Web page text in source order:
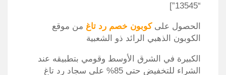
“13545”]
الحصول علىكوبون خصم رد تاغ من موقع
الكوبون الذهبي الرائد ذو الشعبية
الكبيرة في الشرق الأوسط وقومي بتطبيقه عند
الشراء للتخفيض حتى 85% على سجاد رد تاغ